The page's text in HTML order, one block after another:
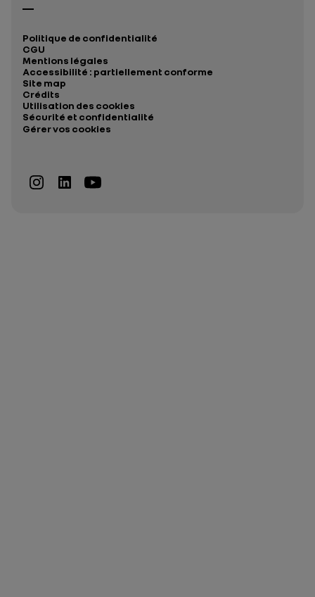
Politique de confidentialité
CGU
Mentions légales
Accessibilité : partiellement conforme
Site map
Crédits
Utilisation des cookies
Sécurité et confidentialité
Gérer vos cookies